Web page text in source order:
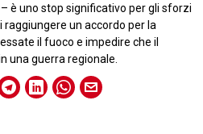
è uno stop significativo per gli sforzi
un accordo per la
il fuoco e impedire che il
una guerra regionale.